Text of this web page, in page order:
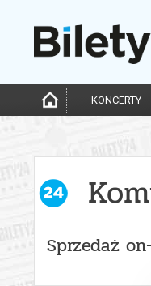
KONCERTY
Sprzedaż